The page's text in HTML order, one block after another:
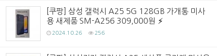
[쿠팡] 삼성 갤럭시 A25 5G 128GB 가개통 미사
용 새제품 SM-A256 309,000원
2024.10.26 256